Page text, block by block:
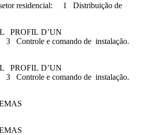
residencial: 1 Distribuição de
PROFIL D’UN
3 Controle e comando de instalação.
PROFIL D’UN
3 Controle e comando de instalação.